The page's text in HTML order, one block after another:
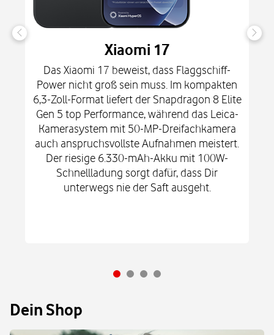
Xiaomi 17
Das Xiaomi 17 beweist, dass Flaggschiff-
Power nicht groß sein muss. Im kompakten
6,3-Zoll-Format liefert der Snapdragon 8 Elite
Gen 5 top Performance, während das Leica-
Kamerasystem mit 50-MP-Dreifachkamera
auch anspruchsvollste Aufnahmen meistert.
Der riesige 6.330-mAh-Akku mit 100W-
Schnellladung sorgt dafür, dass Dir
unterwegs nie der Saft ausgeht.
Dein Shop